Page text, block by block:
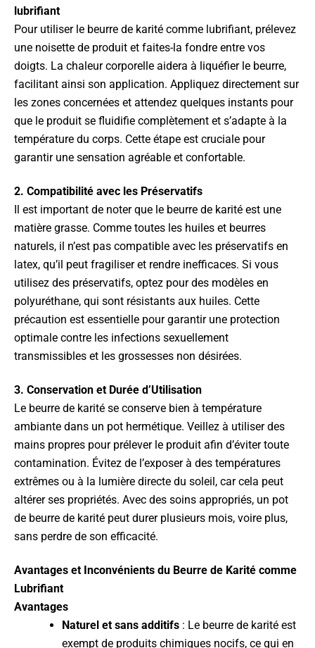
lubrifiant
Pour utiliser le beurre de karité comme lubrifiant, prélevez
une noisette de produit et faites-la fondre entre vos
doigts. La chaleur corporelle aidera à liquéfier le beurre,
facilitant ainsi son application. Appliquez directement sur
les zones concernées et attendez quelques instants pour
que le produit se fluidifie complètement et s’adapte à la
température du corps. Cette étape est cruciale pour
garantir une sensation agréable et confortable.
2. Compatibilité avec les Préservatifs
Il est important de noter que le beurre de karité est une
matière grasse. Comme toutes les huiles et beurres
naturels, il n’est pas compatible avec les préservatifs en
latex, qu’il peut fragiliser et rendre inefficaces. Si vous
utilisez des préservatifs, optez pour des modèles en
polyuréthane, qui sont résistants aux huiles. Cette
précaution est essentielle pour garantir une protection
optimale contre les infections sexuellement
transmissibles et les grossesses non désirées.
3. Conservation et Durée d’Utilisation
Le beurre de karité se conserve bien à température
ambiante dans un pot hermétique. Veillez à utiliser des
mains propres pour prélever le produit afin d’éviter toute
contamination. Évitez de l’exposer à des températures
extrêmes ou à la lumière directe du soleil, car cela peut
altérer ses propriétés. Avec des soins appropriés, un pot
de beurre de karité peut durer plusieurs mois, voire plus,
sans perdre de son efficacité.
Avantages et Inconvénients du Beurre de Karité comme
Lubrifiant
Avantages
Naturel et sans additifs : Le beurre de karité est
exempt de produits chimiques nocifs, ce qui en